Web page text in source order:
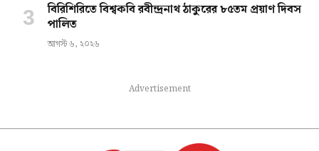
বিরিশিরিতে বিশ্বকবি রবীন্দ্রনাথ ঠাকুরের ৮৫তম প্রয়াণ দিবস
পালিত
আগস্ট ৬, ২০২৬
Advertisement